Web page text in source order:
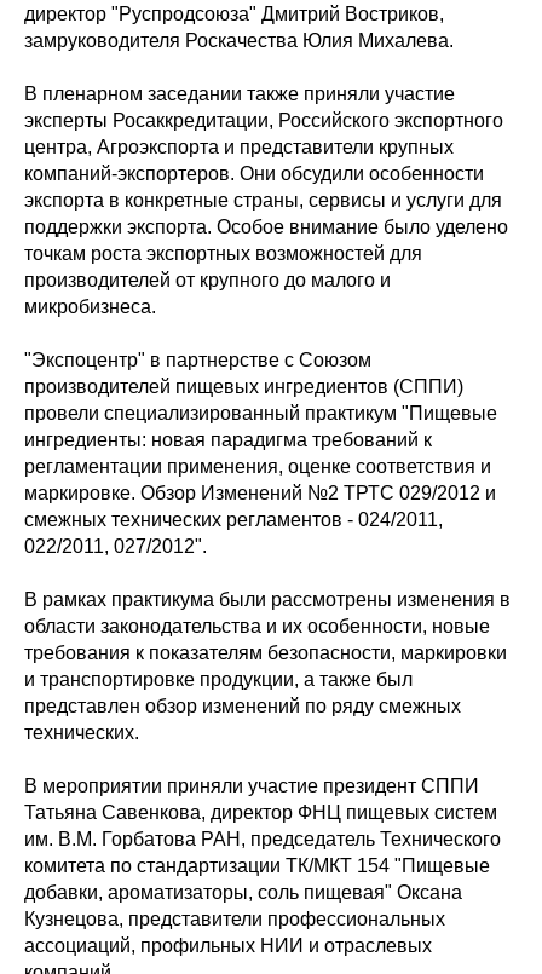
директор "Руспродсоюза" Дмитрий Востриков,
замруководителя Роскачества Юлия Михалева.
В пленарном заседании также приняли участие
эксперты Росаккредитации, Российского экспортного
центра, Агроэкспорта и представители крупных
компаний-экспортеров. Они обсудили особенности
экспорта в конкретные страны, сервисы и услуги для
поддержки экспорта. Особое внимание было уделено
точкам роста экспортных возможностей для
производителей от крупного до малого и
микробизнеса.
"Экспоцентр" в партнерстве с Союзом
производителей пищевых ингредиентов (СППИ)
провели специализированный практикум "Пищевые
ингредиенты: новая парадигма требований к
регламентации применения, оценке соответствия и
маркировке. Обзор Изменений №2 ТРТС 029/2012 и
смежных технических регламентов - 024/2011,
022/2011, 027/2012".
В рамках практикума были рассмотрены изменения в
области законодательства и их особенности, новые
требования к показателям безопасности, маркировки
и транспортировке продукции, а также был
представлен обзор изменений по ряду смежных
технических.
В мероприятии приняли участие президент СППИ
Татьяна Савенкова, директор ФНЦ пищевых систем
им. В.М. Горбатова РАН, председатель Технического
комитета по стандартизации ТК/МКТ 154 "Пищевые
добавки, ароматизаторы, соль пищевая" Оксана
Кузнецова, представители профессиональных
ассоциаций, профильных НИИ и отраслевых